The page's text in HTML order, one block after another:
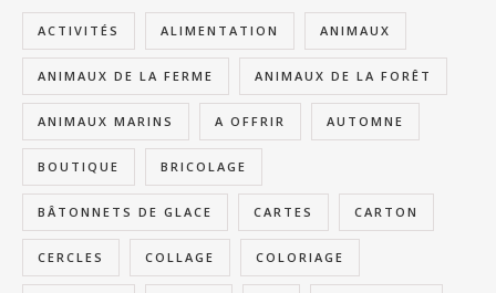
ACTIVITÉS ALIMENTATION ANIMAUX
ANIMAUX DE LA FERME ANIMAUX DE LA FORÊT
ANIMAUX MARINS A OFFRIR AUTOMNE
BOUTIQUE BRICOLAGE
BÂTONNETS DE GLACE CARTES CARTON
CERCLES COLLAGE COLORIAGE